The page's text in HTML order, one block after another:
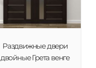
Раздвижные двери
двойные Грета венге